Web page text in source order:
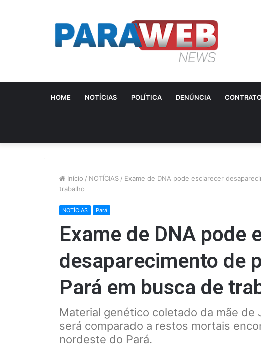
HOME NOTÍCIAS POLÍTICA DENÚNCIA
Início / NOTÍCIAS / Exame de DNA pode esclarecer
trabalho
NOTÍCIAS Pará
Exame de DNA pode
desaparecimento de
Pará em busca de
Material genético coletado da mãe de
será comparado a restos mortais
nordeste do Pará.